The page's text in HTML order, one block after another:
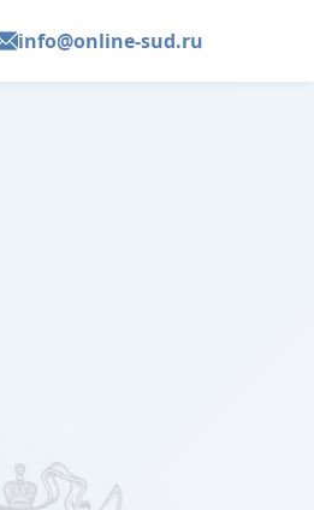
info@online-sud.ru